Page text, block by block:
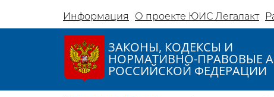
Информация О проекте ЮИС Легалакт
ЗАКОНЫ, КОДЕКСЫ И
НОРМАТИВНО-ПРАВОВЫЕ
РОССИЙСКОЙ ФЕДЕРАЦИИ